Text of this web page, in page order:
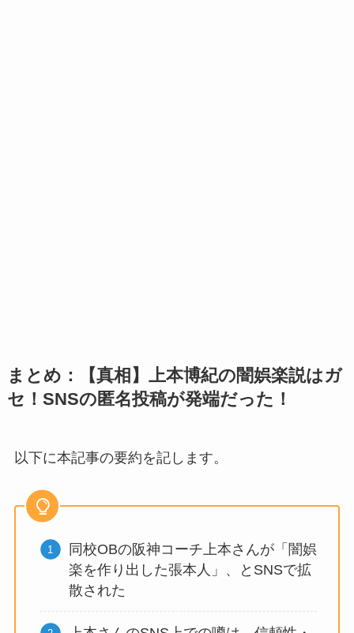
まとめ：【真相】上本博紀の闇娯楽説はガ
セ！SNSの匿名投稿が発端だった！
以下に本記事の要約を記します。
同校OBの阪神コーチ上本さんが「闇娯
楽を作り出した張本人」、とSNSで拡
散された